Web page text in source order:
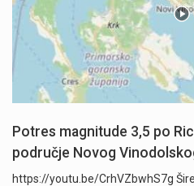
Potres magnitude 3,5 po
područje Novog
https://youtu.be/CrhVZbwhS7g